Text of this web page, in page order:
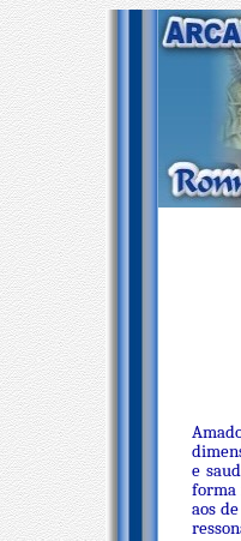
e
forma
aos